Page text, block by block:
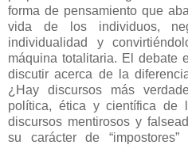
forma de pensamiento que
vida de los individuos,
individualidad y
máquina totalitaria. El debate
discutir acerca de la
¿Hay discursos más
política, ética y científica de
discursos mentirosos y
su carácter de